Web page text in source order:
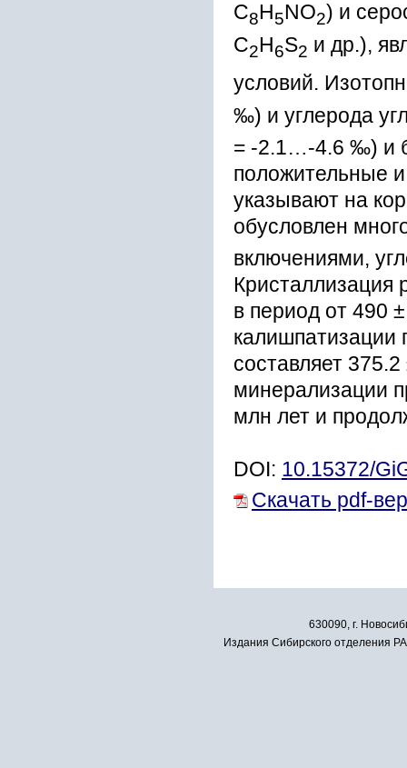
C8H5NO2) и
C2H6S2 и др.),
условий.
‰) и углерода
= -2.1…-4.6 ‰) и
положительные
указывают на
обусловлен
включениями,
Кристаллизация
в период от 490
калишпатизации
составляет
минерализации
млн лет и
DOI: 10.15372/
Скачать pdf-
630090, г.
Издания Сибирского отделения